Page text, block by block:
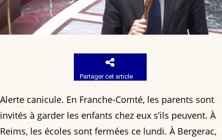
Partager cet article
Alerte canicule. En Franche-Comté, les parents sont
invités à garder les enfants chez eux s’ils peuvent. À
Reims, les écoles sont fermées ce lundi. À Bergerac,